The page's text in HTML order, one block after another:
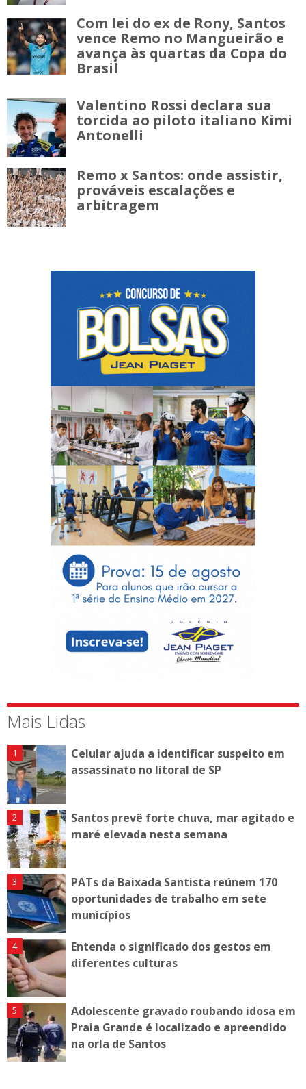
Com lei do ex de Rony, Santos
vence Remo no Mangueirão e
avança às quartas da Copa do
Brasil
Valentino Rossi declara sua
torcida ao piloto italiano Kimi
Antonelli
Remo x Santos: onde assistir,
prováveis escalações e
arbitragem
Mais Lidas
Celular ajuda a identificar suspeito em
assassinato no litoral de SP
Santos prevê forte chuva, mar agitado e
maré elevada nesta semana
PATs da Baixada Santista reúnem 170
oportunidades de trabalho em sete
municípios
Entenda o significado dos gestos em
diferentes culturas
Adolescente gravado roubando idosa em
Praia Grande é localizado e apreendido
na orla de Santos